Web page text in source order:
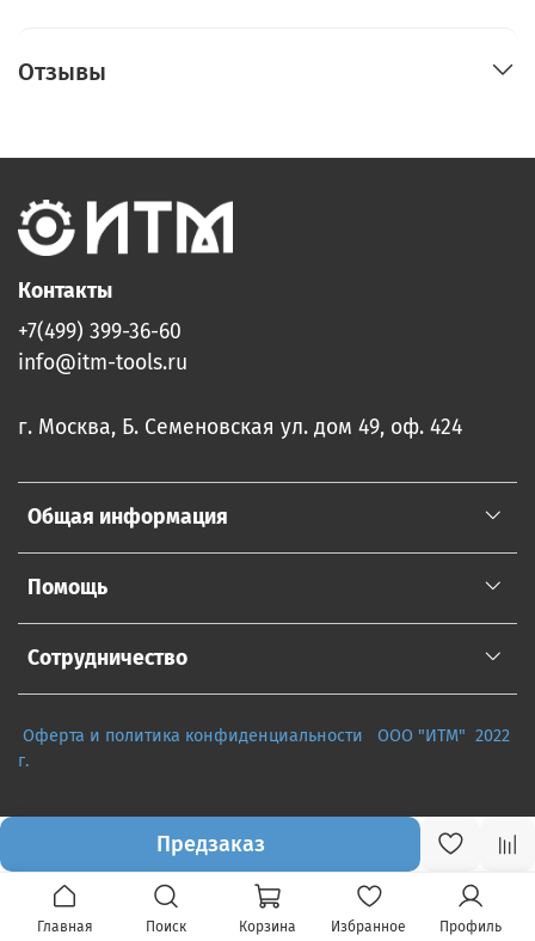
Предзаказ
Отзывы
Общая информация
Помощь
Сотрудничество
Контакты
+7(499) 399-36-60
info@itm-tools.ru
г. Москва, Б. Семеновская ул. дом 49, оф. 424
Оферта и политика конфиденциальности
ООО "ИТМ" 2022
г.
Главная Поиск Корзина Избранное Профиль